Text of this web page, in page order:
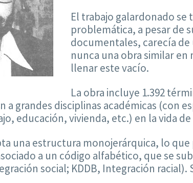
El trabajo galardonado se
problemática, a pesar de
documentales, carecía
nunca una obra similar en
llenar este vacío.
La obra incluye 1.392
a grandes disciplinas académicas (con
educación, vivienda, etc.) en la vida
una estructura monojerárquica, lo
a un código alfabético, que se
social; KDDB, Integración